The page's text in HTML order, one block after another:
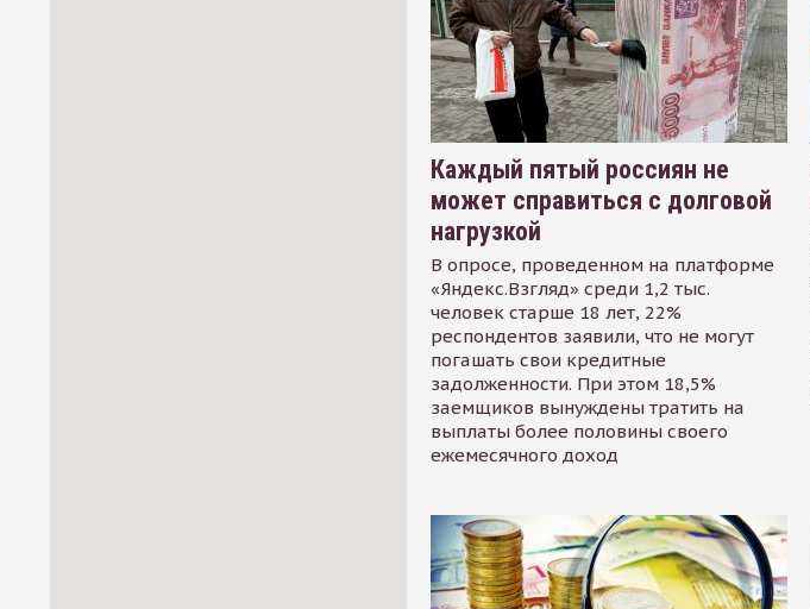
Каждый пятый россиян не
может справиться с долговой
нагрузкой
В опросе, проведенном на платформе
«Яндекс.Взгляд» среди 1,2 тыс.
человек старше 18 лет, 22%
респондентов заявили, что не могут
погашать свои кредитные
задолженности. При этом 18,5%
заемщиков вынуждены тратить на
выплаты более половины своего
ежемесячного доход